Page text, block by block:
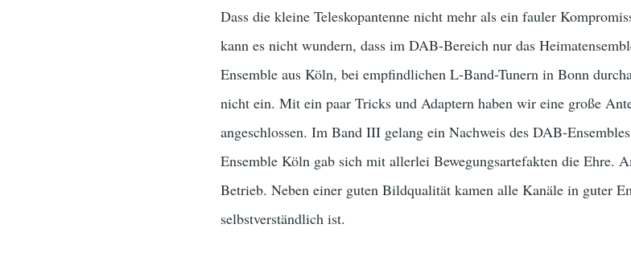
Dass die kleine Teleskopantenne nicht mehr als ein fauler
kann es nicht wundern, dass im DAB-Bereich nur das
Ensemble aus Köln, bei empfindlichen L-Band-Tunern in Bonn
nicht ein. Mit ein paar Tricks und Adaptern haben wir eine große
angeschlossen. Im Band III gelang ein Nachweis des DAB-
Ensemble Köln gab sich mit allerlei Bewegungsartefakten die Ehre.
Betrieb. Neben einer guten Bildqualität kamen alle Kanäle in guter
selbstverständlich ist.